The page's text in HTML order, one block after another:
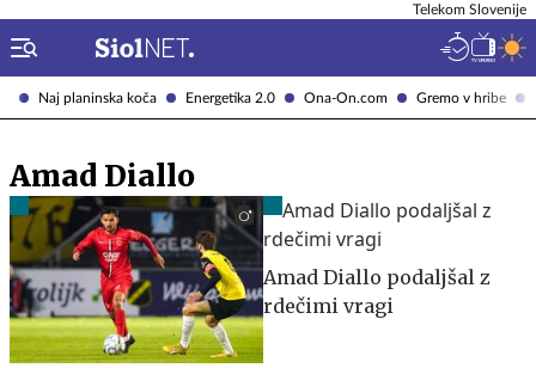
Naj planinska koča Energetika 2.0 Ona-On.com Gremo v hribe
Telekom Slovenije
Amad Diallo
Amad Diallo podaljšal z
rdečimi vragi